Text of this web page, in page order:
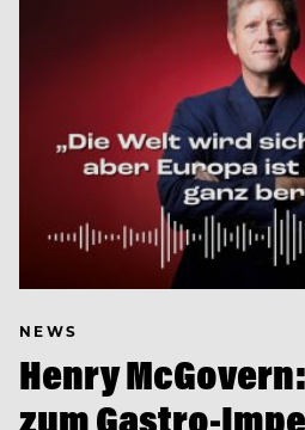
NEWS
Henry
zum Gastro-